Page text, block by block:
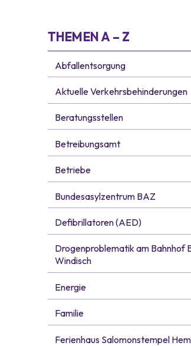
Subnavigation
THEMEN A – Z
Abfallentsorgung
Aktuelle Verkehrsbehinderungen
Beratungsstellen
Betreibungsamt
Betriebe
Bundesasylzentrum BAZ
Defibrillatoren (AED)
Drogenproblematik am Bahnhof
Windisch
Energie
Familie
Ferienhaus Salomonstempel